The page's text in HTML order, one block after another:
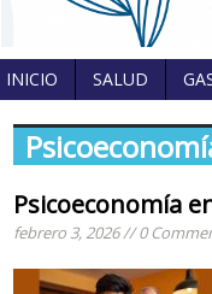
INICIO SALUD
Psicoeconomía
febrero 3, 2026 // 0